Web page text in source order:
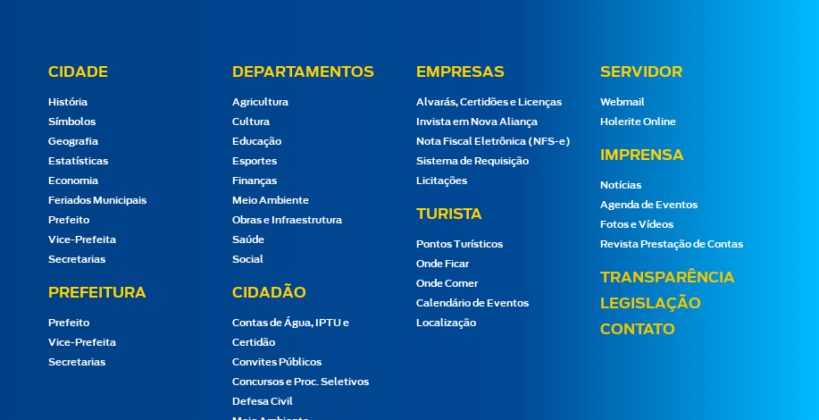
CIDADE
História
Símbolos
Geografia
Estatísticas
Economia
Feriados Municipais
Prefeito
Vice-Prefeita
Secretarias
PREFEITURA
Prefeito
Vice-Prefeita
Secretarias
DEPARTAMENTOS
Agricultura
Cultura
Educação
Esportes
Finanças
Meio Ambiente
Obras e Infraestrutura
Saúde
Social
CIDADÃO
Contas de Água, IPTU e
Certidão
Convites Públicos
Concursos e Proc. Seletivos
Defesa Civil
EMPRESAS
Alvarás, Certidões e Licenças
Invista em Nova Aliança
Nota Fiscal Eletrônica (NFS-e)
Sistema de Requisição
Licitações
TURISTA
Pontos Turísticos
Onde Ficar
Onde Comer
Calendário de Eventos
Localização
SERVIDOR
Webmail
Holerite Online
IMPRENSA
Notícias
Agenda de Eventos
Fotos e Vídeos
Revista Prestação de Contas
TRANSPARÊNCIA
LEGISLAÇÃO
CONTATO